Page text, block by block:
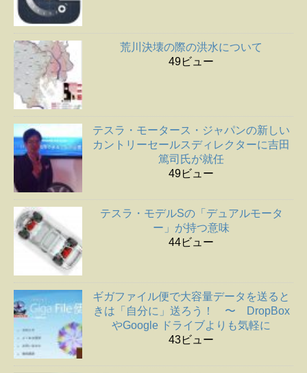
荒川決壊の際の洪水について
49ビュー
テスラ・モータース・ジャパンの新しい
カントリーセールスディレクターに吉田
篤司氏が就任
49ビュー
テスラ・モデルSの「デュアルモータ
ー」が持つ意味
44ビュー
ギガファイル便で大容量データを送ると
きは「自分に」送ろう！ 〜 DropBox
やGoogle ドライブよりも気軽に
43ビュー